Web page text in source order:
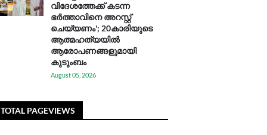
വിദേശത്തേക്ക് കടന്ന
ഭർത്താവിനെ അറസ്റ്റ്
ചെയ്യണം'; 20കാരിയുടെ
ആത്മഹത്യയിൽ
ആരോപണങ്ങളുമായി
കുടുംബം
August 05, 2026
TOTAL PAGEVIEWS